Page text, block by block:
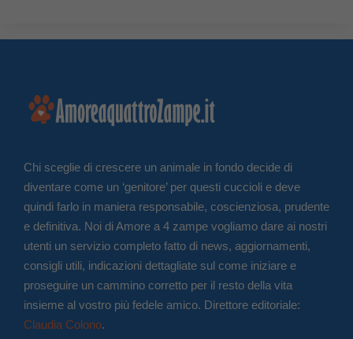
Chi sceglie di crescere un animale in fondo decide di
diventare come un ‘genitore’ per questi cuccioli e deve
quindi farlo in maniera responsabile, coscienziosa, prudente
e definitiva. Noi di Amore a 4 zampe vogliamo dare ai nostri
utenti un servizio completo fatto di news, aggiornamenti,
consigli utili, indicazioni dettagliate sul come iniziare e
proseguire un cammino corretto per il resto della vita
insieme al vostro più fedele amico. Direttore editoriale:
Claudia Colono.